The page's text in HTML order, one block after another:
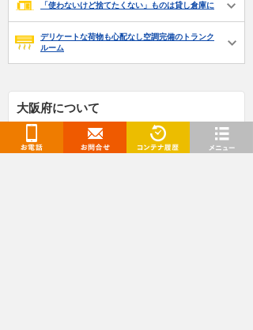
「使わないけど捨てたくない」ものは貸し倉庫に
デリケートな荷物も心配なし空調完備のトランク
ルーム
大阪府について
特色